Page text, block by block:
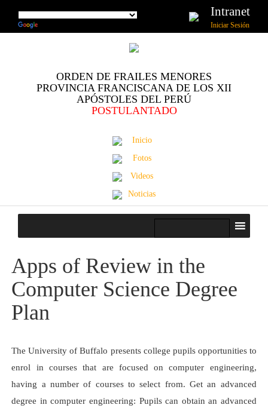
Intranet
Iniciar Sesión
ORDEN DE FRAILES MENORES
PROVINCIA FRANCISCANA DE LOS XII
APÓSTOLES DEL PERÚ
POSTULANTADO
Inicio
Fotos
Videos
Noticias
Apps of Review in the
Computer Science Degree
Plan
The University of Buffalo presents college pupils opportunities to
enrol in courses that are focused on computer engineering,
having a number of courses to select from. Get an advanced
degree in computer engineering: Pupils can obtain an advanced